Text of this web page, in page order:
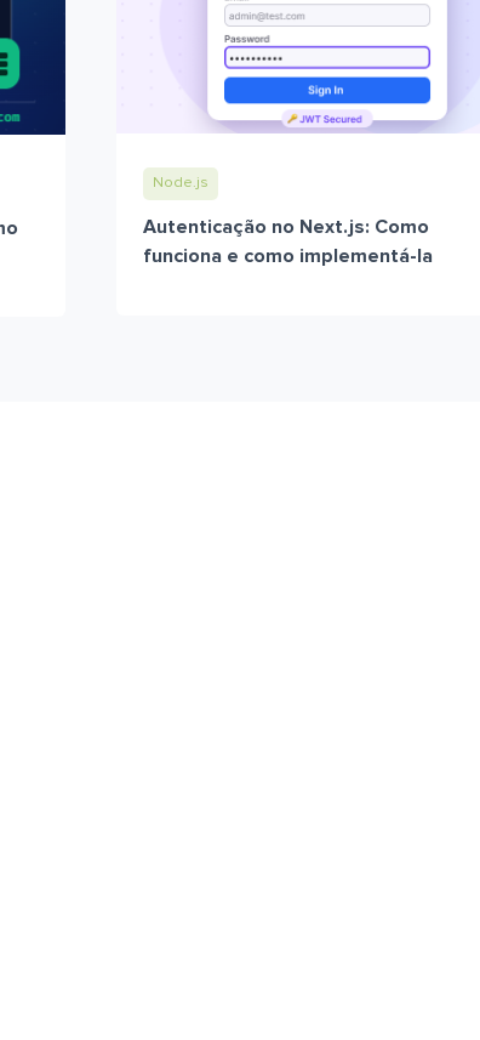
Node.js
Autenticação no Next.js: Como
funciona e como implementá-la